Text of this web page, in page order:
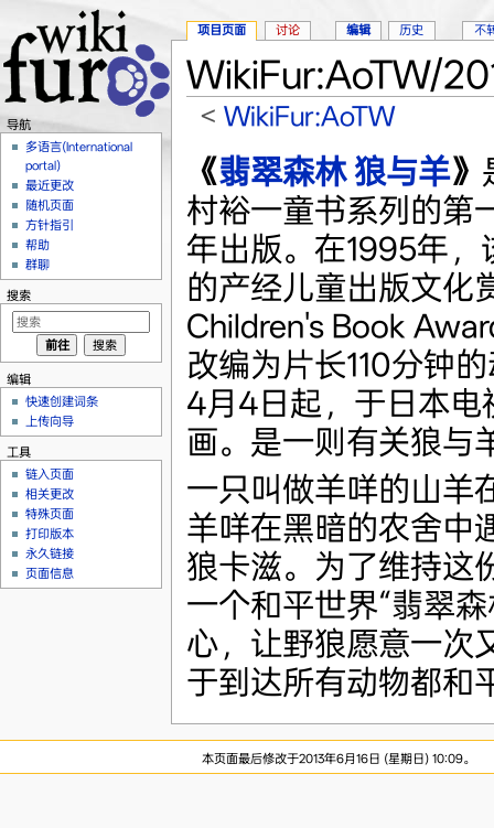
WikiFur:AoTW/
<WikiFur:AoTW
《翡翠森林 狼与羊》
村裕一童书系列的第
年出版。在1995年，
的产经儿童出版文化
Children's Book
改编为片长110分钟
4月4日起，于日本电
画。是一则有关狼与
一只叫做羊咩的山羊
羊咩在黑暗的农舍中
狼卡滋。为了维持这
一个和平世界“翡翠
心，让野狼愿意一次
于到达所有动物都和
项目页面 讨论 编辑 历史 不
导航
多语言(International
portal)
最近更改
随机页面
方针指引
帮助
群聊
搜索
编辑
快速创建词条
上传向导
工具
链入页面
相关更改
特殊页面
打印版本
永久链接
页面信息
本页面最后修改于2013年6月16日 (星期日) 10:09。